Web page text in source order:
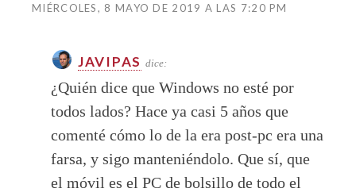
MIÉRCOLES, 8 MAYO DE 2019 A LAS 7:20 PM
JAVIPAS dice:
¿Quién dice que Windows no esté por
todos lados? Hace ya casi 5 años que
comenté cómo lo de la era post-pc era una
farsa, y sigo manteniéndolo. Que sí, que
el móvil es el PC de bolsillo de todo el